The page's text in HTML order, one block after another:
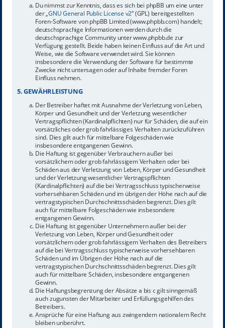
Du nimmst zur Kenntnis, dass es sich bei phpBB um eine unter
der „GNU General Public License v2“ (GPL) bereitgestellten
Foren-Software von phpBB Limited (www.phpbb.com) handelt;
deutschsprachige Informationen werden durch die
deutschsprachige Community unter www.phpbb.de zur
Verfügung gestellt. Beide haben keinen Einfluss auf die Art und
Weise, wie die Software verwendet wird. Sie können
insbesondere die Verwendung der Software für bestimmte
Zwecke nicht untersagen oder auf Inhalte fremder Foren
Einfluss nehmen.
5. GEWÄHRLEISTUNG
Der Betreiber haftet mit Ausnahme der Verletzung von Leben,
Körper und Gesundheit und der Verletzung wesentlicher
Vertragspflichten (Kardinalpflichten) nur für Schäden, die auf ein
vorsätzliches oder grob fahrlässiges Verhalten zurückzuführen
sind. Dies gilt auch für mittelbare Folgeschäden wie
insbesondere entgangenen Gewinn.
Die Haftung ist gegenüber Verbrauchern außer bei
vorsätzlichem oder grob fahrlässigem Verhalten oder bei
Schäden aus der Verletzung von Leben, Körper und Gesundheit
und der Verletzung wesentlicher Vertragspflichten
(Kardinalpflichten) auf die bei Vertragsschluss typischerweise
vorhersehbaren Schäden und im übrigen der Höhe nach auf die
vertragstypischen Durchschnittsschäden begrenzt. Dies gilt
auch für mittelbare Folgeschäden wie insbesondere
entgangenen Gewinn.
Die Haftung ist gegenüber Unternehmern außer bei der
Verletzung von Leben, Körper und Gesundheit oder
vorsätzlichem oder grob fahrlässigem Verhalten des Betreibers
auf die bei Vertragsschluss typischerweise vorhersehbaren
Schäden und im Übrigen der Höhe nach auf die
vertragstypischen Durchschnittsschäden begrenzt. Dies gilt
auch für mittelbare Schäden, insbesondere entgangenen
Gewinn.
Die Haftungsbegrenzung der Absätze a bis c gilt sinngemäß
auch zugunsten der Mitarbeiter und Erfüllungsgehilfen des
Betreibers.
Ansprüche für eine Haftung aus zwingendem nationalem Recht
bleiben unberührt.